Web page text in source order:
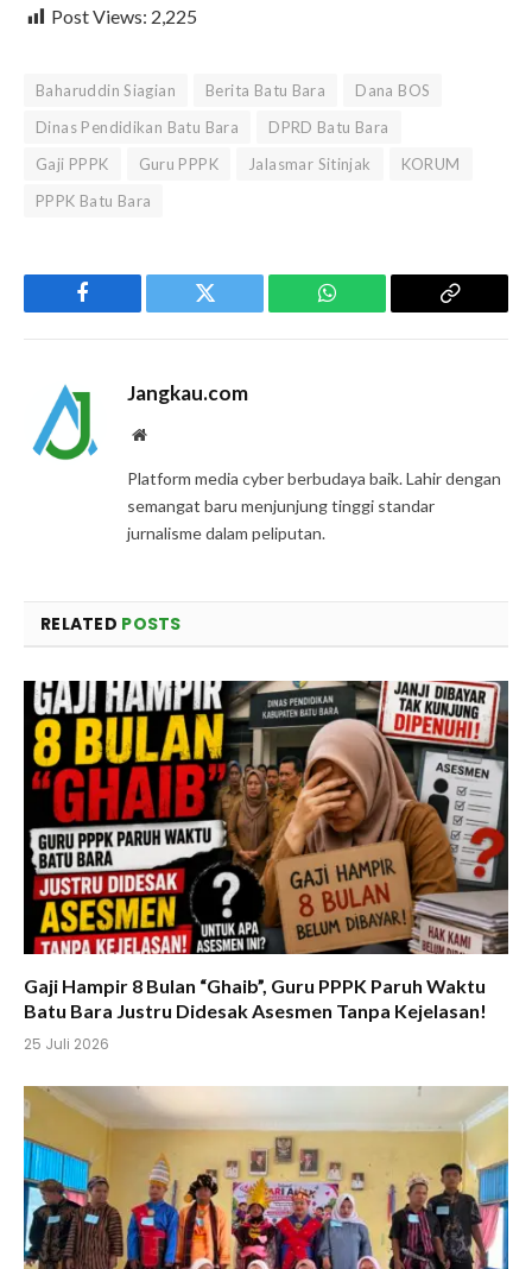
Post Views: 2,225
Baharuddin Siagian Berita Batu Bara
Dana BOS
Dinas Pendidikan Batu Bara
DPRD Batu Bara
Gaji PPPK
Guru PPPK Jalasmar Sitinjak
KORUM
PPPK Batu Bara
Facebook Twitter WhatsApp
Copy
Jangkau.com
Website
Platform media cyber berbudaya baik. Lahir dengan
semangat baru menjunjung tinggi standar
jurnalisme dalam peliputan.
RELATED POSTS
Gaji Hampir 8 Bulan “Ghaib”, Guru PPPK Paruh Waktu
Batu Bara Justru Didesak Asesmen Tanpa Kejelasan!
25 Juli 2026